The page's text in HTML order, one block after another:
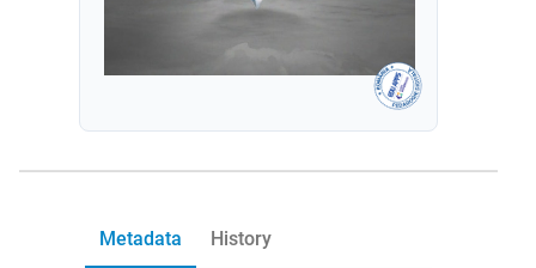
Metadata History